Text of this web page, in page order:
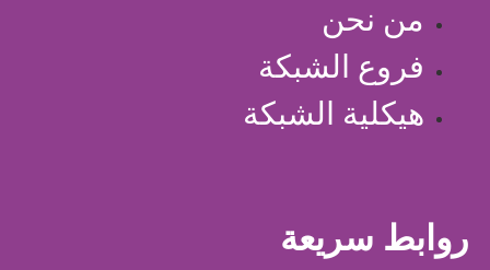
من نحن
فروع الشبكة
هيكلية الشبكة
روابط سريعة